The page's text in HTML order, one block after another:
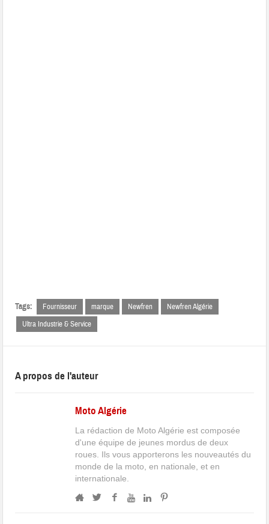
Tags: Fournisseur marque Newfren
Newfren Algérie
Ultra Industrie & Service
A propos de l'auteur
Moto Algérie
La rédaction de Moto Algérie est composée
d'une équipe de jeunes mordus de deux
roues. Ils vous apporterons les nouveautés du
monde de la moto, en nationale, et en
internationale.